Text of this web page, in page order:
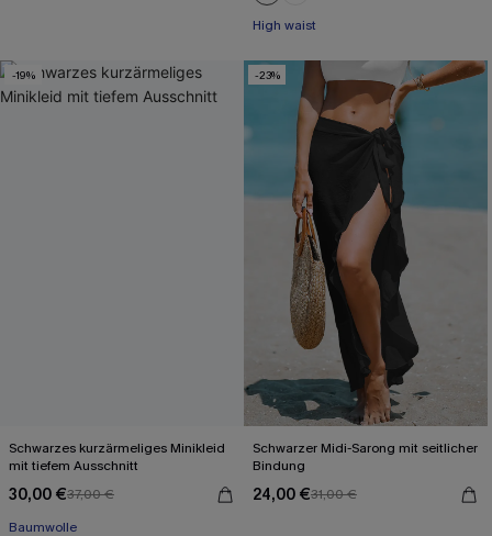
High waist
-19%
Schwarzes kurzärmeliges Minikleid
mit tiefem Ausschnitt
30,00 €37,00 €
-23%
Schwarzer Midi-Sarong mit seitlicher
Bindung
24,00 €31,00 €